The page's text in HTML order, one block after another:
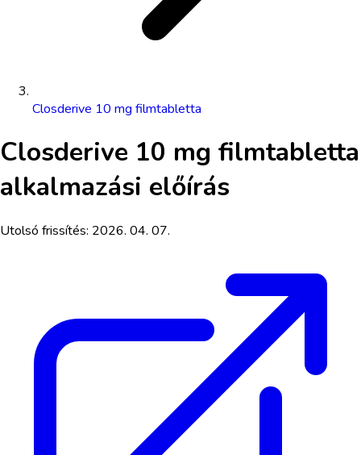
Closderive 10 mg filmtabletta
Closderive 10 mg filmtabletta
alkalmazási előírás
Utolsó frissítés: 2026. 04. 07.